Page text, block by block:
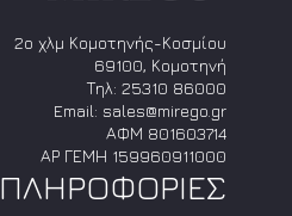
2ο χλμ Κομοτηνής-Κοσμίου
69100, Κομοτηνή
Τηλ: 25310 86000
Email: sales@mirego.gr
ΑΦΜ 801603714
ΑΡ ΓΕΜΗ 159960911000
ΠΛΗΡΟΦΟΡΙΕΣ